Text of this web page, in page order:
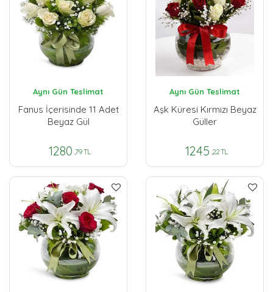
Aynı Gün Teslimat
Fanus İçerisinde 11 Adet
Beyaz Gül
1280 ,79 TL
Aynı Gün Teslimat
Aşk Küresi Kırmızı Beyaz
Güller
1245 ,22 TL